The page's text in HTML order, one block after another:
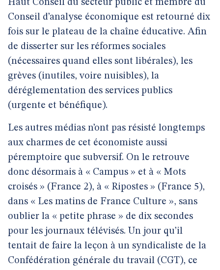
Haut Conseil du secteur public et membre du
Conseil d’analyse économique est retourné dix
fois sur le plateau de la chaîne éducative. Afin
de disserter sur les réformes sociales
(nécessaires quand elles sont libérales), les
grèves (inutiles, voire nuisibles), la
déréglementation des services publics
(urgente et bénéfique).
Les autres médias n’ont pas résisté longtemps
aux charmes de cet économiste aussi
péremptoire que subversif. On le retrouve
donc désormais à « Campus » et à « Mots
croisés » (France 2), à « Ripostes » (France 5),
dans « Les matins de France Culture », sans
oublier la « petite phrase » de dix secondes
pour les journaux télévisés. Un jour qu’il
tentait de faire la leçon à un syndicaliste de la
Confédération générale du travail (CGT), ce